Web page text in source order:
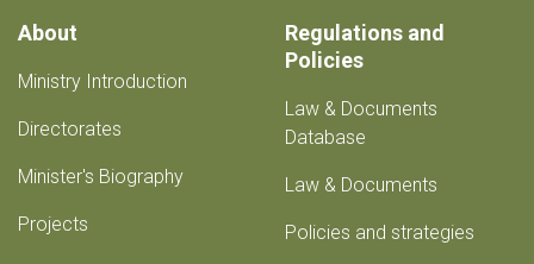
About
Ministry Introduction
Directorates
Minister's Biography
Projects
Regulations and
Policies
Law & Documents
Database
Law & Documents
Policies and strategies